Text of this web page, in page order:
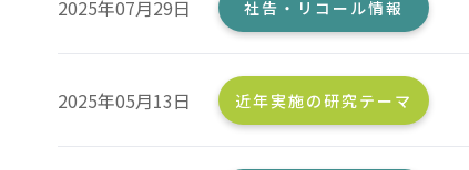
2025年07月29日 社告・リコール情報
2025年05月13日 近年実施の研究テーマ